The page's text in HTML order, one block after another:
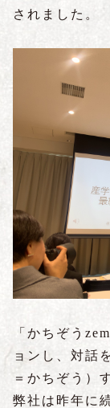
されました。
「かちぞう
ョンし、対話
＝かちぞう）
弊社は昨年に